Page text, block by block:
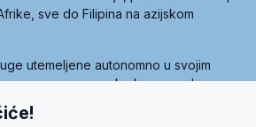
sve do Filipina na azijskom
utemeljene autonomno u svojim
su povezane preko krovne udruge
Radio Marije (World Family of
utemeljilo je sedam članica, među